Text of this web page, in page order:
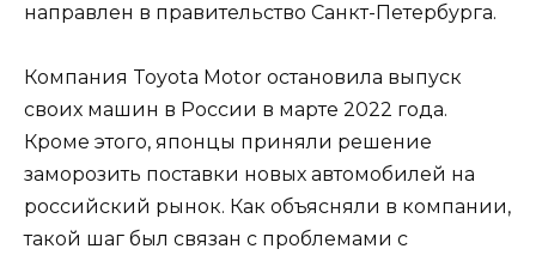
направлен в правительство Санкт-Петербурга.
Компания Toyota Motor остановила выпуск
своих машин в России в марте 2022 года.
Кроме этого, японцы приняли решение
заморозить поставки новых автомобилей на
российский рынок. Как объясняли в компании,
такой шаг был связан с проблемами с